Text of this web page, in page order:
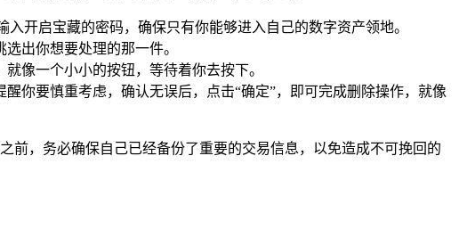
开启宝藏的密码，确保只有你能够进入自己的数字资产领地。
出你想要处理的那一件。
像一个小小的按钮，等待着你去按下。
你要慎重考虑，确认无误后，点击“确定”，即可完成删除操作，就像
前，务必确保自己已经备份了重要的交易信息，以免造成不可挽回的